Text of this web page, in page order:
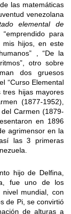
las matemáticas
venezolana
elemental de
“emprendido para
mis hijos, en este
, “De la
otro sobre
dos gruesos
“Curso Elemental
tres hijas mayores
(1877-1952),
Carmen (1879-
en 1896
agrimensor en la
las 3 primeras
hijo de Delfina,
fue uno de los
mundial, con
de Pi, se convirtió
de alturas a